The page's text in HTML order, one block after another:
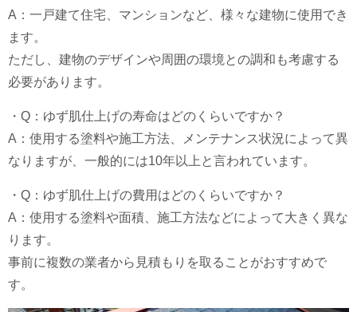
A：一戸建て住宅、マンションなど、様々な建物に使用でき
ます。
ただし、建物のデザインや周囲の環境との調和も考慮する
必要があります。
・Q：ゆず肌仕上げの寿命はどのくらいですか？
A：使用する塗料や施工方法、メンテナンス状況によって異
なりますが、一般的には10年以上と言われています。
・Q：ゆず肌仕上げの費用はどのくらいですか？
A：使用する塗料や面積、施工方法などによって大きく異な
ります。
事前に複数の業者から見積もりを取ることがおすすめで
す。